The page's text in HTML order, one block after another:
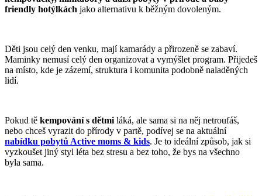
friendly hotýlkách jako alternativu k běžným dovoleným.
Děti jsou celý den venku, mají kamarády a přirozeně se zabaví.
Maminky nemusí celý den organizovat a vymýšlet program. Přijedeš
na místo, kde je zázemí, struktura i komunita podobně naladěných
lidí.
Pokud tě kempování s dětmi láká, ale sama si na něj netroufáš,
nebo chceš vyrazit do přírody v partě, podívej se na aktuální
nabídku pobytů Active moms & kids. Je to ideální způsob, jak si
vyzkoušet jiný styl léta bez stresu a bez toho, že bys na všechno
byla sama.